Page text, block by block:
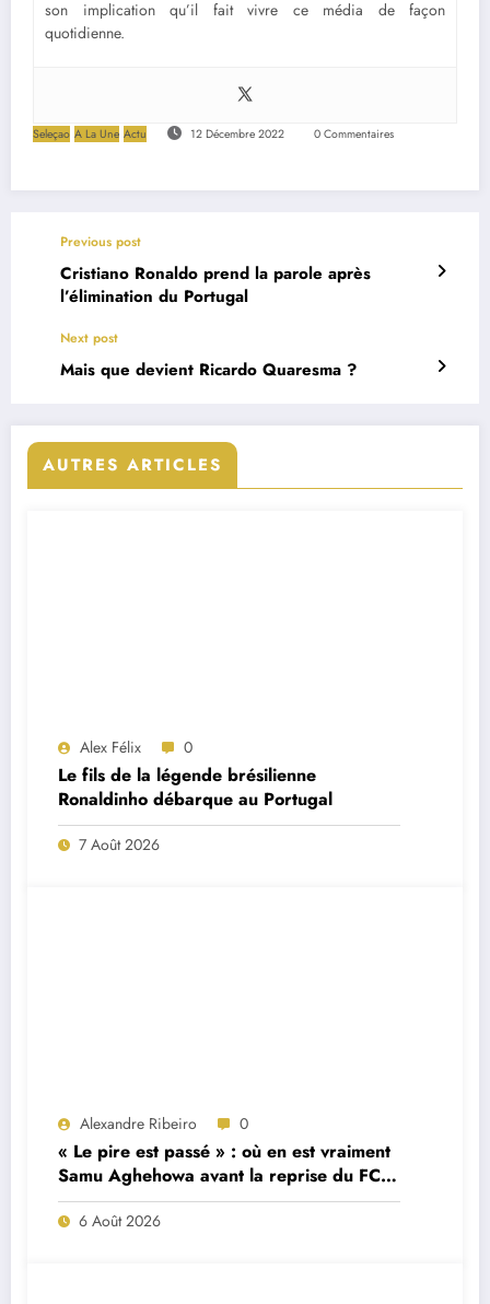
son implication qu’il fait vivre ce média de façon
quotidienne.
Seleçao A La Une Actu 12 Décembre 2022 0 Commentaires
Previous post
Cristiano Ronaldo prend la parole après
l’élimination du Portugal
Next post
Mais que devient Ricardo Quaresma ?
AUTRES ARTICLES
Alex Félix 0
Le fils de la légende brésilienne
Ronaldinho débarque au Portugal
7 Août 2026
Alexandre Ribeiro 0
« Le pire est passé » : où en est vraiment
Samu Aghehowa avant la reprise du FC
Porto ?
6 Août 2026